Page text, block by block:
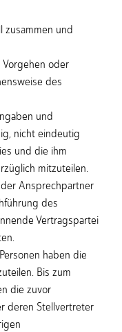
zusammen und
oder
des
und
nicht eindeutig
und die ihm
mitzuteilen.
Ansprechpartner
des
Vertragspartei
haben die
Bis zum
die zuvor
deren Stellvertreter